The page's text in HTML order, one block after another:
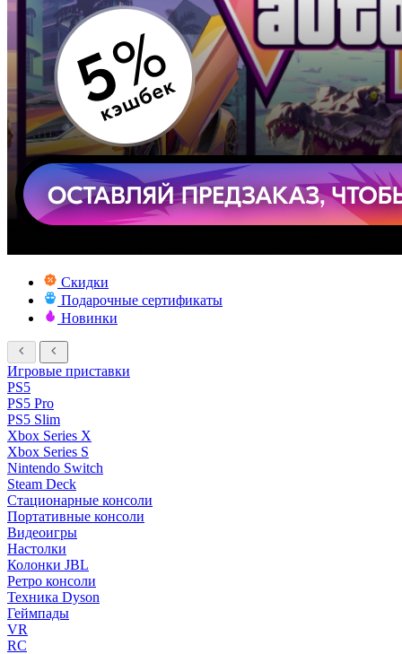
Скидки
Подарочные сертификаты
Новинки
Игровые приставки
PS5
PS5 Pro
PS5 Slim
Xbox Series X
Xbox Series S
Nintendo Switch
Steam Deck
Стационарные консоли
Портативные консоли
Видеоигры
Настолки
Колонки JBL
Ретро консоли
Техника Dyson
Геймпады
VR
RC